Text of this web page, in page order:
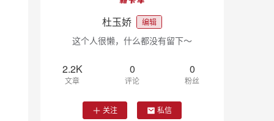
杜玉娇 编辑
这个人很懒，什么都没有留下～
2.2K
文章
0
评论
0
粉丝
关注 私信